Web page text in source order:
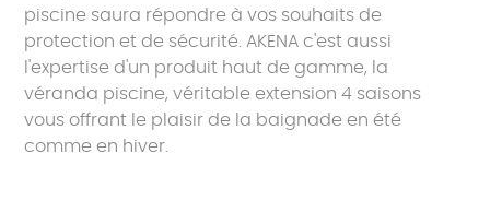
piscine saura répondre à vos souhaits de
protection et de sécurité. AKENA c'est aussi
l'expertise d'un produit haut de gamme, la
véranda piscine, véritable extension 4 saisons
vous offrant le plaisir de la baignade en été
comme en hiver.